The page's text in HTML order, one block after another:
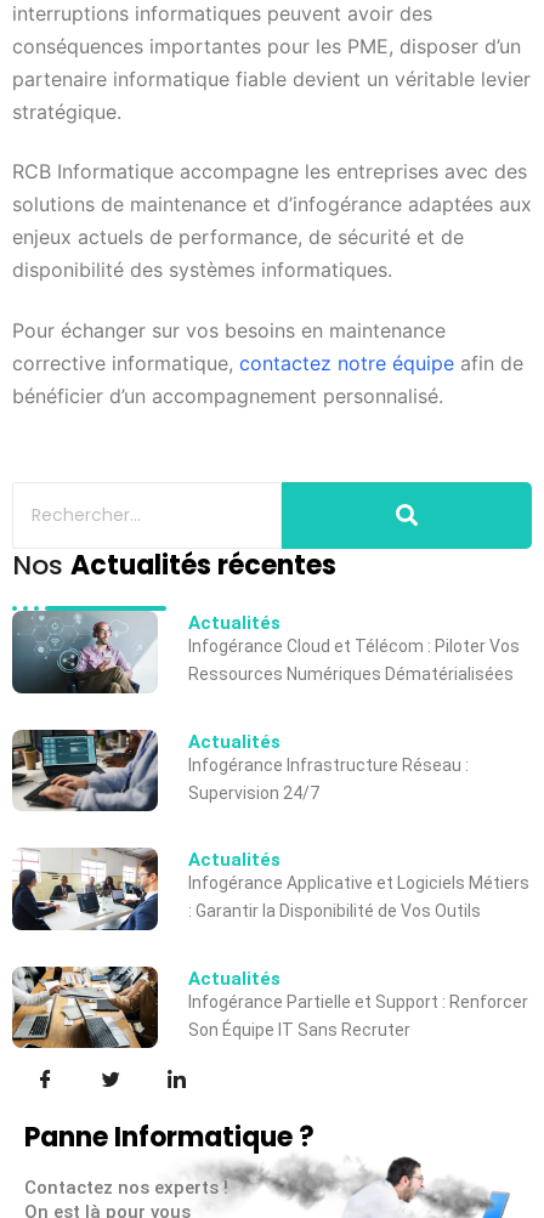
interruptions informatiques peuvent avoir des
conséquences importantes pour les PME, disposer d’un
partenaire informatique fiable devient un véritable levier
stratégique.
RCB Informatique accompagne les entreprises avec des
solutions de maintenance et d’infogérance adaptées aux
enjeux actuels de performance, de sécurité et de
disponibilité des systèmes informatiques.
Pour échanger sur vos besoins en maintenance
corrective informatique, contactez notre équipe afin de
bénéficier d’un accompagnement personnalisé.
Nos Actualités récentes
Actualités
Infogérance Cloud et Télécom : Piloter Vos
Ressources Numériques Dématérialisées
Actualités
Infogérance Infrastructure Réseau :
Supervision 24/7
Actualités
Infogérance Applicative et Logiciels Métiers
: Garantir la Disponibilité de Vos Outils
Actualités
Infogérance Partielle et Support : Renforcer
Son Équipe IT Sans Recruter
Panne Informatique ?
Contactez nos experts !
On est là pour vous